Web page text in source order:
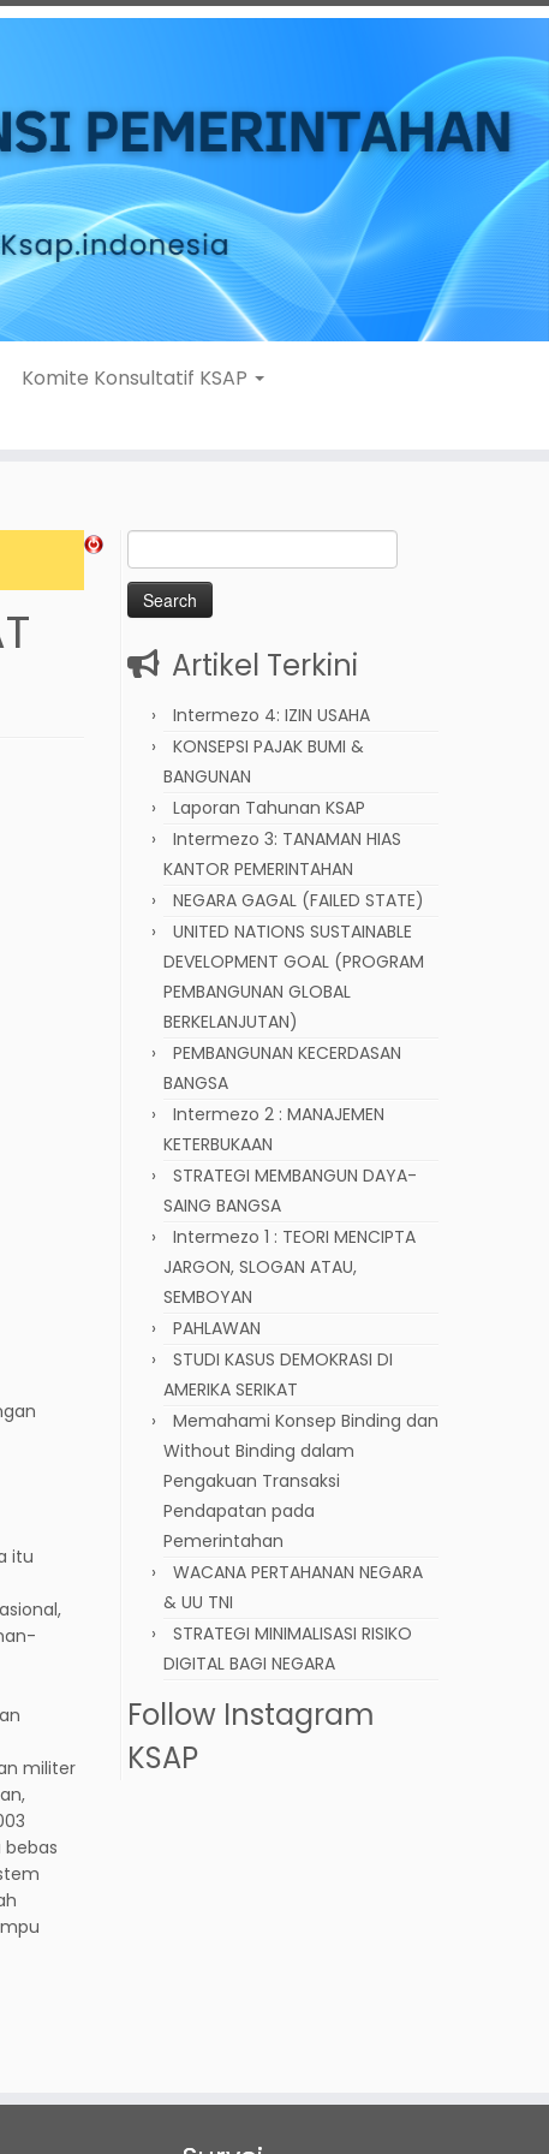
Komite Konsultatif KSAP
itu
militer
Search
for:
Artikel Terkini
Intermezo 4: IZIN USAHA
KONSEPSI PAJAK BUMI &
BANGUNAN
Laporan Tahunan KSAP
Intermezo 3: TANAMAN HIAS
KANTOR PEMERINTAHAN
NEGARA GAGAL (FAILED STATE)
UNITED NATIONS SUSTAINABLE
DEVELOPMENT GOAL (PROGRAM
PEMBANGUNAN GLOBAL
BERKELANJUTAN)
PEMBANGUNAN KECERDASAN
BANGSA
Intermezo 2 : MANAJEMEN
KETERBUKAAN
STRATEGI MEMBANGUN DAYA-
SAING BANGSA
Intermezo 1 : TEORI MENCIPTA
JARGON, SLOGAN ATAU,
SEMBOYAN
PAHLAWAN
STUDI KASUS DEMOKRASI DI
AMERIKA SERIKAT
Memahami Konsep Binding dan
Without Binding dalam
Pengakuan Transaksi
Pendapatan pada
Pemerintahan
WACANA PERTAHANAN NEGARA
& UU TNI
STRATEGI MINIMALISASI RISIKO
DIGITAL BAGI NEGARA
Follow Instagram
KSAP